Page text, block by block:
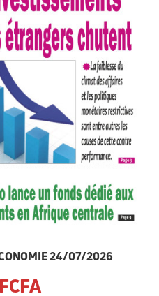
24/07/2026